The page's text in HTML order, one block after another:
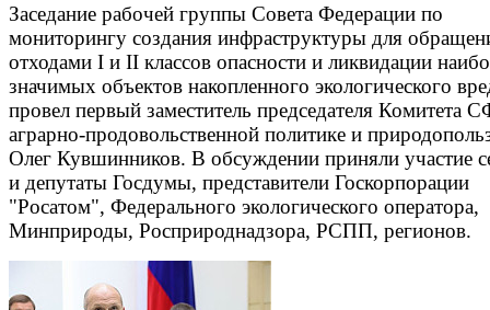
Заседание рабочей группы Совета Федерации по
мониторингу создания инфраструктуры для
отходами I и II классов опасности и ликвидации
значимых объектов накопленного экологического
провел первый заместитель председателя Комитета
аграрно-продовольственной политике и
Олег Кувшинников. В обсуждении приняли участие
и депутаты Госдумы, представители Госкорпорации
"Росатом", Федерального экологического оператора,
Минприроды, Росприроднадзора, РСПП, регионов.